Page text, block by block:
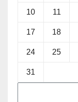
10 11
17 18
24 25
31